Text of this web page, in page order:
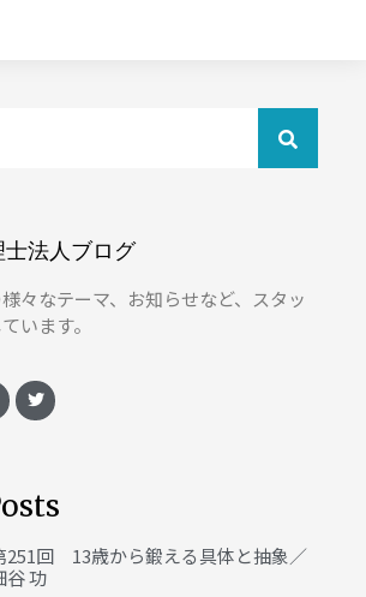
法人ブログ
々なテーマ、お知らせなど、スタッ
います。
251回 13歳から鍛える具体と抽象／
谷 功